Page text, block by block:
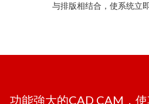
与排版相结合，使系统立
功能強大的CAD CAM，